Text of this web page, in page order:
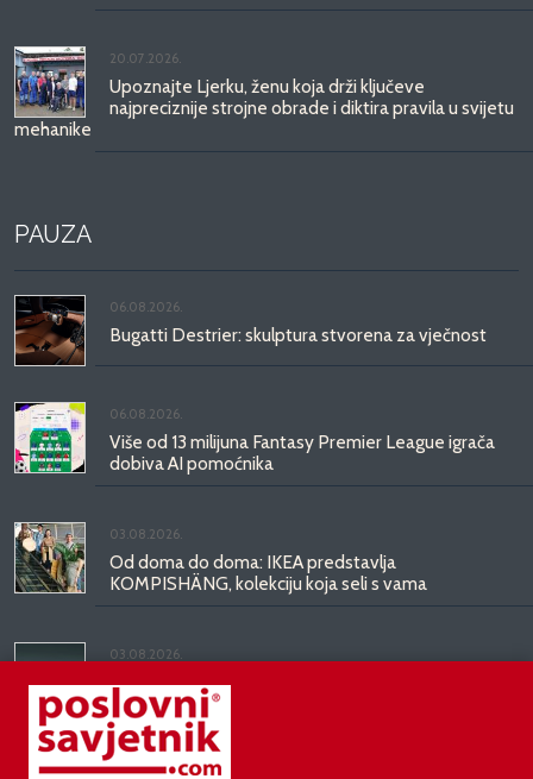
20.07.2026.
Upoznajte Ljerku, ženu koja drži ključeve
najpreciznije strojne obrade i diktira pravila u svijetu
mehanike
PAUZA
06.08.2026.
Bugatti Destrier: skulptura stvorena za vječnost
06.08.2026.
Više od 13 milijuna Fantasy Premier League igrača
dobiva AI pomoćnika
03.08.2026.
Od doma do doma: IKEA predstavlja
KOMPISHÄNG, kolekciju koja seli s vama
03.08.2026.
Kineski BYD predstavio luksuznu limuzinu veću od
Mercedesove S-klase, obećava domet do 1.000
kilometara